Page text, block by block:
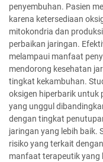
penyembuhan. Pasien
karena ketersediaan
mitokondria dan
perbaikan jaringan.
melampaui manfaat
mendorong kesehatan
tingkat kekambuhan.
oksigen hiperbarik untuk
yang unggul
dengan tingkat
jaringan yang lebih baik.
risiko yang terkait
manfaat terapeutik yang